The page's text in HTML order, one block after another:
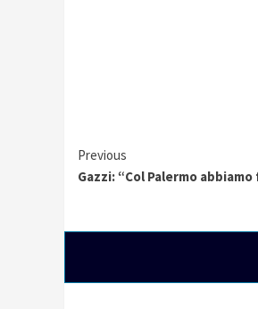
Continue
Previous
Gazzi: “Col Palermo